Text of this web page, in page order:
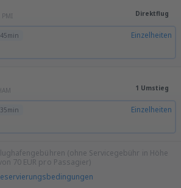
PMI Direktflug
Einzelheiten
1 Umstieg
Einzelheiten
(ohne Servicegebühr in Höhe
70 EUR pro Passagier)